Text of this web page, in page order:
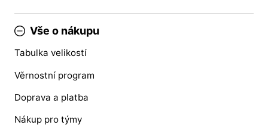
Vše o nákupu
Tabulka velikostí
Věrnostní program
Doprava a platba
Nákup pro týmy